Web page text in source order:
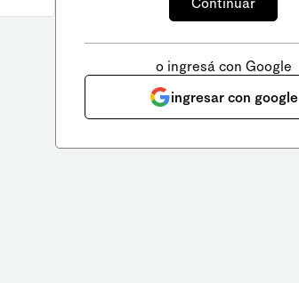
o ingresá con Google
ingresar con google